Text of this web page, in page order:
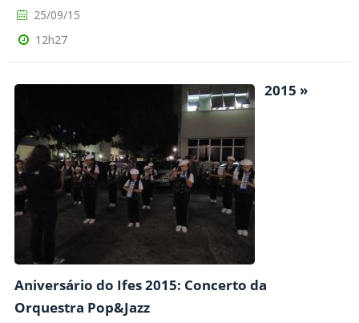
25/09/15
12h27
2015 »
Aniversário do Ifes 2015: Concerto da
Orquestra Pop&Jazz